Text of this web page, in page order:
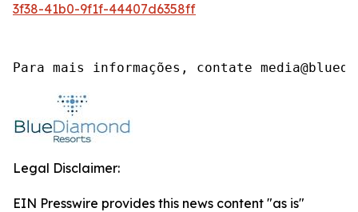
3f38-41b0-9f1f-44407d6358ff
Para mais informações, contate
Legal Disclaimer:
EIN Presswire provides this news content "as is"